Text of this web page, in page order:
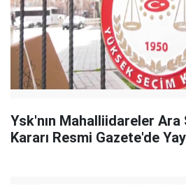
Ysk'nın Mahalliidareler
Kararı Resmi Gazete'de